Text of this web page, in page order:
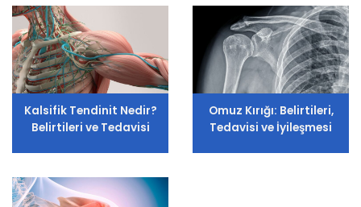
Kalsifik Tendinit Nedir?
Belirtileri ve Tedavisi
Omuz Kırığı: Belirtileri,
Tedavisi ve İyileşmesi